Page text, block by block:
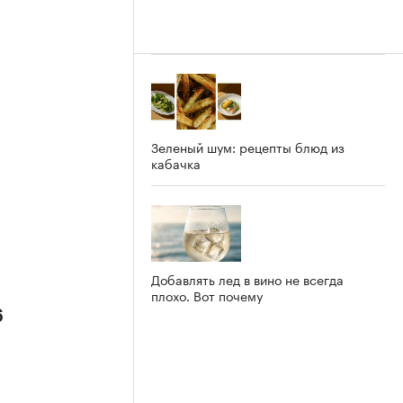
Зеленый шум: рецепты блюд из
кабачка
Добавлять лед в вино не всегда
плохо. Вот почему